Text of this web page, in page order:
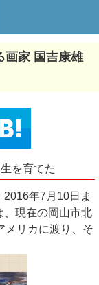
画家 国吉康雄
を育てた
年7月10日ま
、現在の岡山市北
メリカに渡り、そ